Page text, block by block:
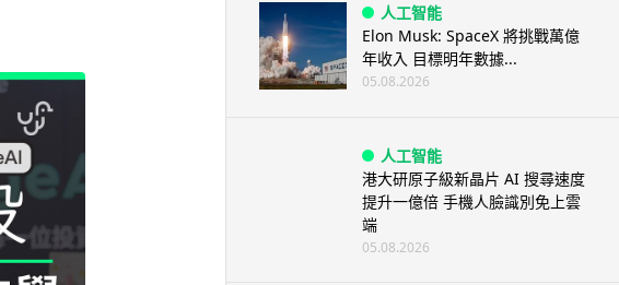
人工智能
Elon Musk: SpaceX 將挑戰萬億
年收入 目標明年數據...
05.08.2026
人工智能
港大研原子級新晶片 AI 搜尋速度
提升一億倍 手機人臉識別免上雲
端
05.08.2026